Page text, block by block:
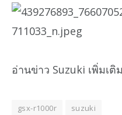
อ่านข่าว Suzuki เพิ่มเติ
gsx-r1000r suzuki